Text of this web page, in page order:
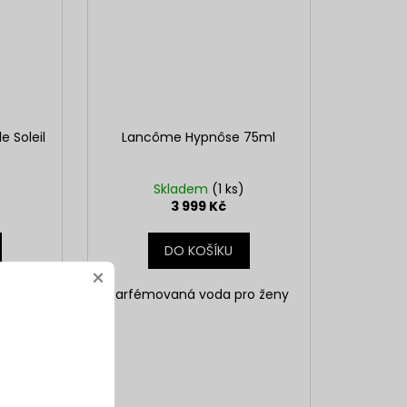
Soleil
Lancôme Hypnôse 75ml
Skladem (1 ks)
3 999 Kč
DO KOŠÍKU
Parfémovaná voda pro ženy
×